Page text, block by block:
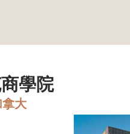
學院
拿大